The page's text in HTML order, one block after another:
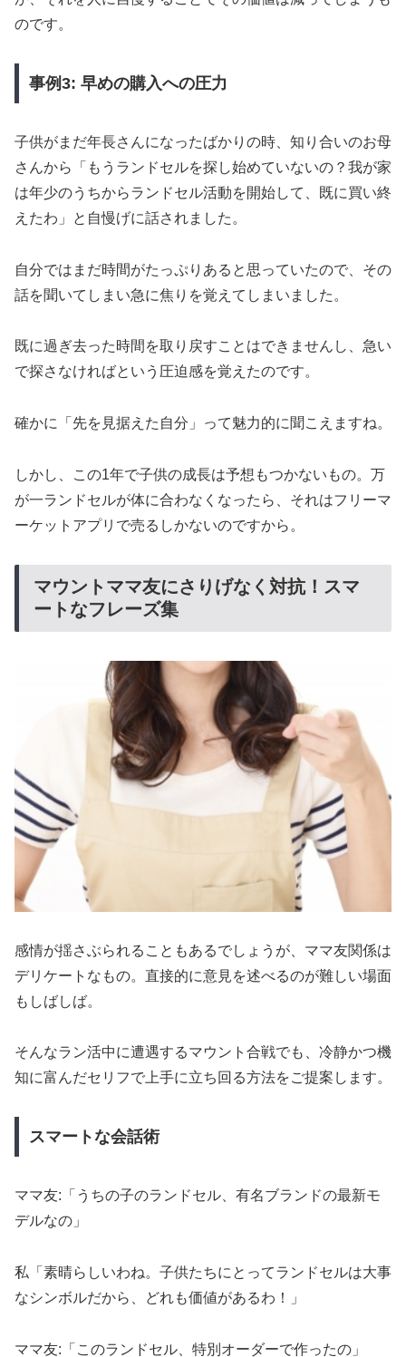
のです。
事例3: 早めの購入への圧力
子供がまだ年長さんになったばかりの時、知り合いのお母
さんから「もうランドセルを探し始めていないの？我が家
は年少のうちからランドセル活動を開始して、既に買い終
えたわ」と自慢げに話されました。
自分ではまだ時間がたっぷりあると思っていたので、その
話を聞いてしまい急に焦りを覚えてしまいました。
既に過ぎ去った時間を取り戻すことはできませんし、急い
で探さなければという圧迫感を覚えたのです。
確かに「先を見据えた自分」って魅力的に聞こえますね。
しかし、この1年で子供の成長は予想もつかないもの。万
が一ランドセルが体に合わなくなったら、それはフリーマ
ーケットアプリで売るしかないのですから。
マウントママ友にさりげなく対抗！スマ
ートなフレーズ集
感情が揺さぶられることもあるでしょうが、ママ友関係は
デリケートなもの。直接的に意見を述べるのが難しい場面
もしばしば。
そんなラン活中に遭遇するマウント合戦でも、冷静かつ機
知に富んだセリフで上手に立ち回る方法をご提案します。
スマートな会話術
ママ友:「うちの子のランドセル、有名ブランドの最新モ
デルなの」
私「素晴らしいわね。子供たちにとってランドセルは大事
なシンボルだから、どれも価値があるわ！」
ママ友:「このランドセル、特別オーダーで作ったの」